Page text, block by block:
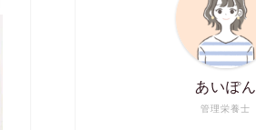
管理栄養士
あいぽん